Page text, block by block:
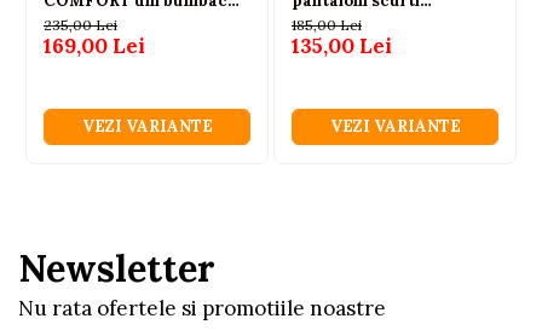
crem, baieti 3-6 ani
235,00 Lei
169,00 Lei
VEZI VARIANTE
74|80|86|92
185,00 Lei
135,00 Lei
VEZI VARIANTE
Newsletter
Nu rata ofertele si promotiile noastre